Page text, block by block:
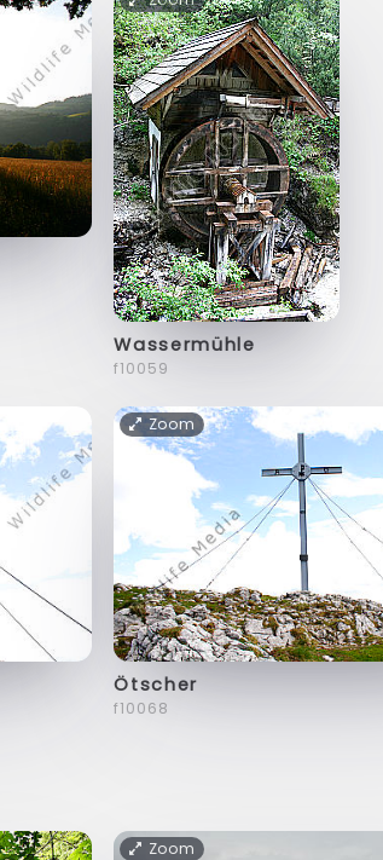
Wassermühle
f10059
Zoom
Ötscher
f10068
Zoom